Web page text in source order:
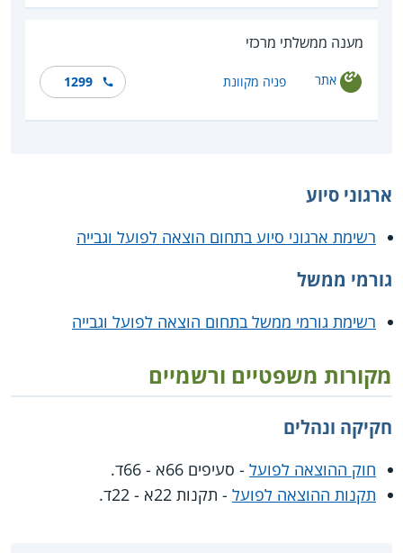
מענה ממשלתי מרכזי
אתר פניה מקוונת 1299
ארגוני סיוע
רשימת ארגוני סיוע בתחום הוצאה לפועל וגבייה
גורמי ממשל
רשימת גורמי ממשל בתחום הוצאה לפועל וגבייה
מקורות משפטיים ורשמיים
חקיקה ונהלים
חוק ההוצאה לפועל - סעיפים 66א - 66ד.
תקנות ההוצאה לפועל - תקנות 22א - 22ד.